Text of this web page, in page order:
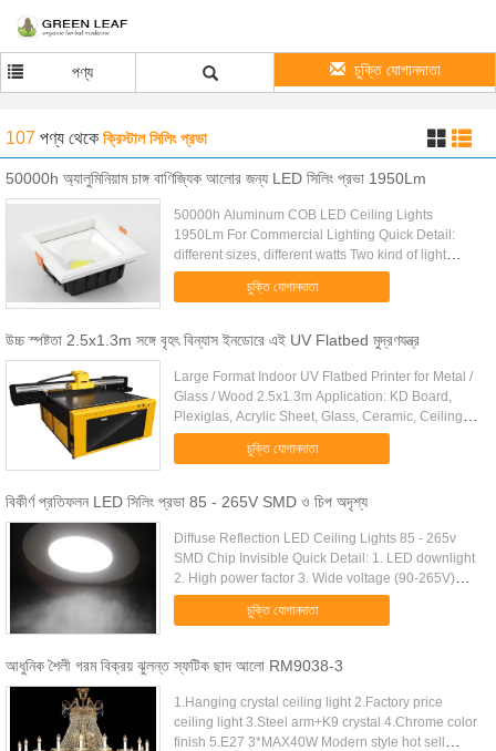
পণ্য চুক্তি যোগানদাতা
107 পণ্য থেকে ক্রিস্টাল সিলিং প্রভা
50000h অ্যালুমিনিয়াম চাঙ্গ বাণিজ্যিক আলোর জন্য LED সিলিং প্রভা 1950Lm
50000h Aluminum COB LED Ceiling Lights
1950Lm For Commercial Lighting Quick Detail:
different sizes, different watts Two kind of light
source, SMD energy-saving With LED driver
Material: Aluminum die casting+ ...
চুক্তি যোগানদাতা
উচ্চ স্পষ্টতা 2.5x1.3m সঙ্গে বৃহৎ বিন্যাস ইনডোরে এই UV Flatbed মুদ্রণযন্ত্র
Large Format Indoor UV Flatbed Printer for Metal /
Glass / Wood 2.5x1.3m Application: KD Board,
Plexiglas, Acrylic Sheet, Glass, Ceramic, Ceiling,
Aluminum Sheet, Wooden Board, Door Sheet,
Metal Panel, Bill ...
চুক্তি যোগানদাতা
বিকীর্ণ প্রতিফলন LED সিলিং প্রভা 85 - 265V SMD ও চিপ অদৃশ্য
Diffuse Reflection LED Ceiling Lights 85 - 265v
SMD Chip Invisible Quick Detail: 1. LED downlight
2. High power factor 3. Wide voltage (90-265V)
input 4. side shine by reflected, SMD chip invisible
চুক্তি যোগানদাতা
আধুনিক শৈলী গরম বিক্রয় ঝুলন্ত স্ফটিক ছাদ আলো RM9038-3
1.Hanging crystal ceiling light 2.Factory price
ceiling light 3.Steel arm+K9 crystal 4.Chrome color
finish 5.E27 3*MAX40W Modern style hot sell